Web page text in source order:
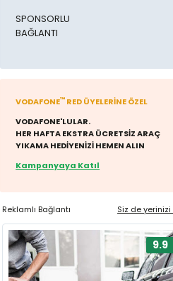
SPONSORLU
BAĞLANTI
VODAFONE™ RED ÜYELERİNE ÖZEL
VODAFONE'LULAR.
HER HAFTA EKSTRA ÜCRETSİZ ARAÇ
YIKAMA HEDİYENİZİ HEMEN ALIN
Kampanyaya Katıl
Reklamlı Bağlantı Siz de yerinizi
9.9